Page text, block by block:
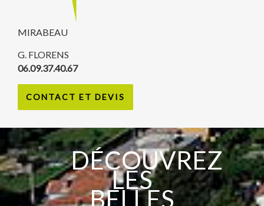
MIRABEAU
G. FLORENS
06.09.37.40.67
CONTACT ET DEVIS
DÉCOUVREZ
LES
BELLES